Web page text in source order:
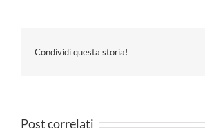
Condividi questa storia!
Post correlati